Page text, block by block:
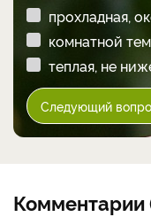
прохладная,
комнатной
теплая, не
Следующий
Комментарии